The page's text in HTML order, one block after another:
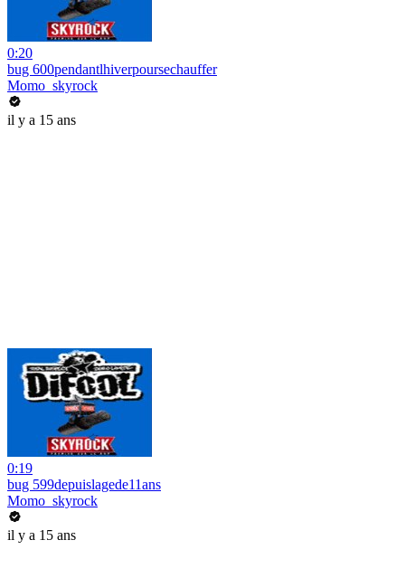
0:20
bug 600pendantlhiverpoursechauffer
Momo_skyrock
il y a 15 ans
0:19
bug 599depuislagede11ans
Momo_skyrock
il y a 15 ans